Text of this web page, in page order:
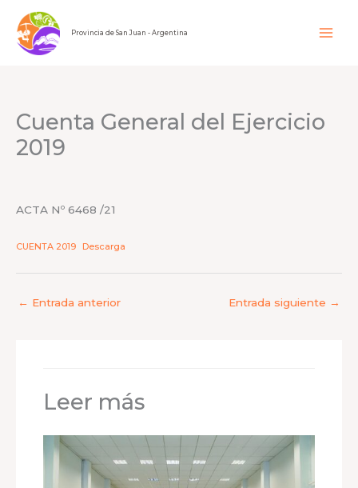
contenido
Provincia de San Juan - Argentina
Cuenta General del Ejercicio
2019
ACTA Nº 6468 /21
CUENTA 2019 Descarga
← Entrada anterior Entrada siguiente →
Leer más